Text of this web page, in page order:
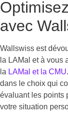
avec
Wallswiss est
la LAMal et à vous
la LAMal et la CMU
dans le choix qui
évaluant les points
votre situation